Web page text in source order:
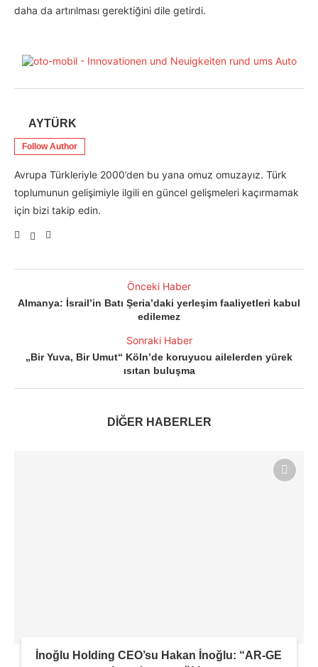
daha da artırılması gerektiğini dile getirdi.
AYTÜRK
Follow Author
Avrupa Türkleriyle 2000’den bu yana omuz omuzayız. Türk
toplumunun gelişimiyle ilgili en güncel gelişmeleri kaçırmamak
için bizi takip edin.
Önceki Haber
Almanya: İsrail’in Batı Şeria’daki yerleşim faaliyetleri kabul
edilemez
Sonraki Haber
„Bir Yuva, Bir Umut“ Köln’de koruyucu ailelerden yürek
ısıtan buluşma
DİĞER HABERLER
İnoğlu Holding CEO’su Hakan İnoğlu: “AR-GE